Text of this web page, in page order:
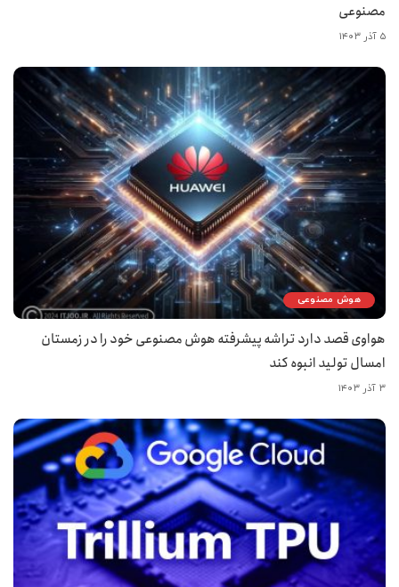
مصنوعی
۵ آذر ۱۴۰۳
هوش مصنوعی
هواوی قصد دارد تراشه پیشرفته هوش مصنوعی خود را در زمستان
امسال تولید انبوه کند
۳ آذر ۱۴۰۳